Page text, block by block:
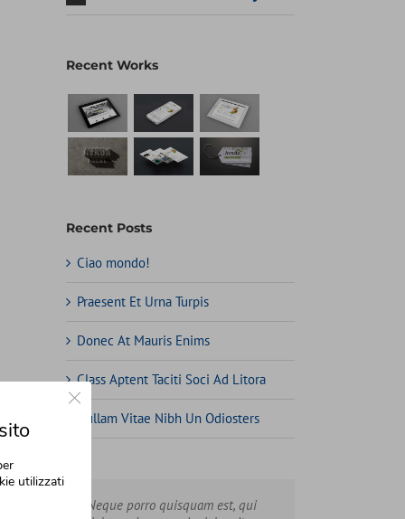
Recent Works
Recent Posts
Ciao mondo!
Praesent Et Urna Turpis
Donec At Mauris Enims
Class Aptent Taciti Soci Ad Litora
Nullam Vitae Nibh Un Odiosters
Neque porro quisquam est, qui
Aliquam erat volutpat. Quisque at
utilizzati
Close GDPR Cookie Banner